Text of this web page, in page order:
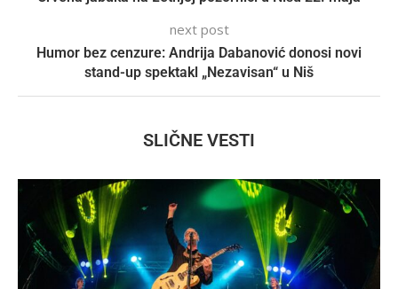
next post
Humor bez cenzure: Andrija Dabanović donosi novi
stand-up spektakl „Nezavisan“ u Niš
SLIČNE VESTI